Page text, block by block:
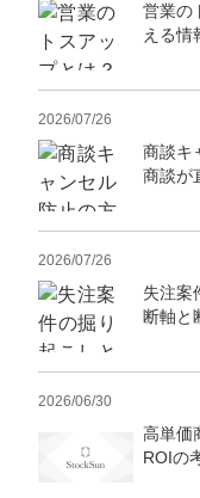
認定パートナー
動画ディレクター
営業
インターン
正社員
マーケマネージャー
内部監査室長
営業の
える情
2026/07/26
商談キ
商談が
2026/07/26
失注案
断軸と
2026/06/30
高単価
ROIの